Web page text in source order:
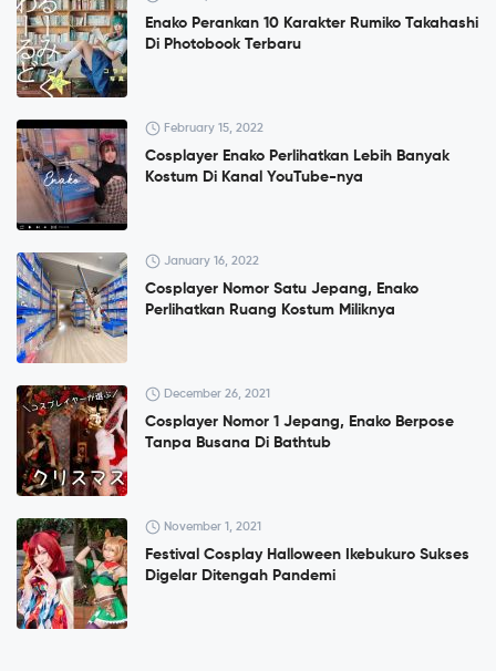
Enako Perankan 10 Karakter Rumiko Takahashi
Di Photobook Terbaru
February 15, 2022
Cosplayer Enako Perlihatkan Lebih Banyak
Kostum Di Kanal YouTube-nya
January 16, 2022
Cosplayer Nomor Satu Jepang, Enako
Perlihatkan Ruang Kostum Miliknya
December 26, 2021
Cosplayer Nomor 1 Jepang, Enako Berpose
Tanpa Busana Di Bathtub
November 1, 2021
Festival Cosplay Halloween Ikebukuro Sukses
Digelar Ditengah Pandemi